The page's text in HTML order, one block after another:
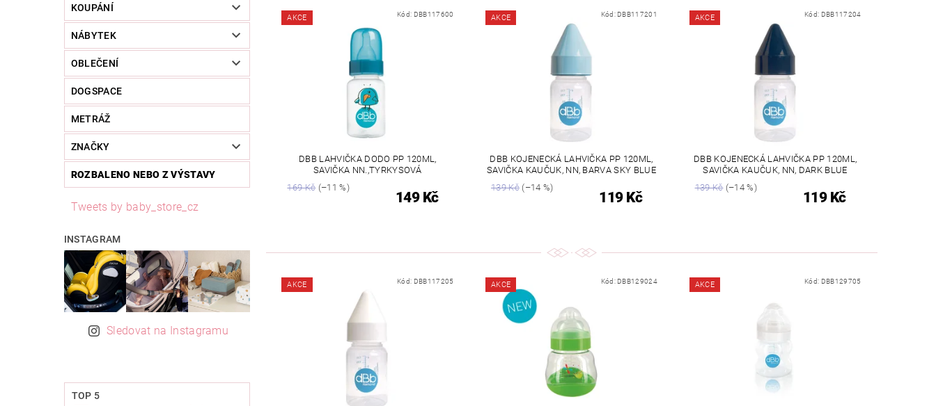
KOUPÁNÍ
NÁBYTEK
OBLEČENÍ
DOGSPACE
METRÁŽ
ZNAČKY
ROZBALENO NEBO Z VÝSTAVY
Tweets by baby_store_cz
INSTAGRAM
Sledovat na Instagramu
TOP 5
AKCE Kód: DBB117600
DBB LAHVIČKA DODO PP 120ML,
SAVIČKA NN.,TYRKYSOVÁ
169 Kč(–11 %)
149 Kč
AKCE Kód: DBB117201
DBB KOJENECKÁ LAHVIČKA PP 120ML,
SAVIČKA KAUČUK, NN, BARVA SKY BLUE
139 Kč(–14 %)
119 Kč
AKCE Kód: DBB117204
DBB KOJENECKÁ LAHVIČKA PP 120ML,
SAVIČKA KAUČUK, NN, DARK BLUE
139 Kč(–14 %)
119 Kč
AKCE Kód: DBB117205 AKCE Kód: DBB129024 AKCE Kód: DBB129705